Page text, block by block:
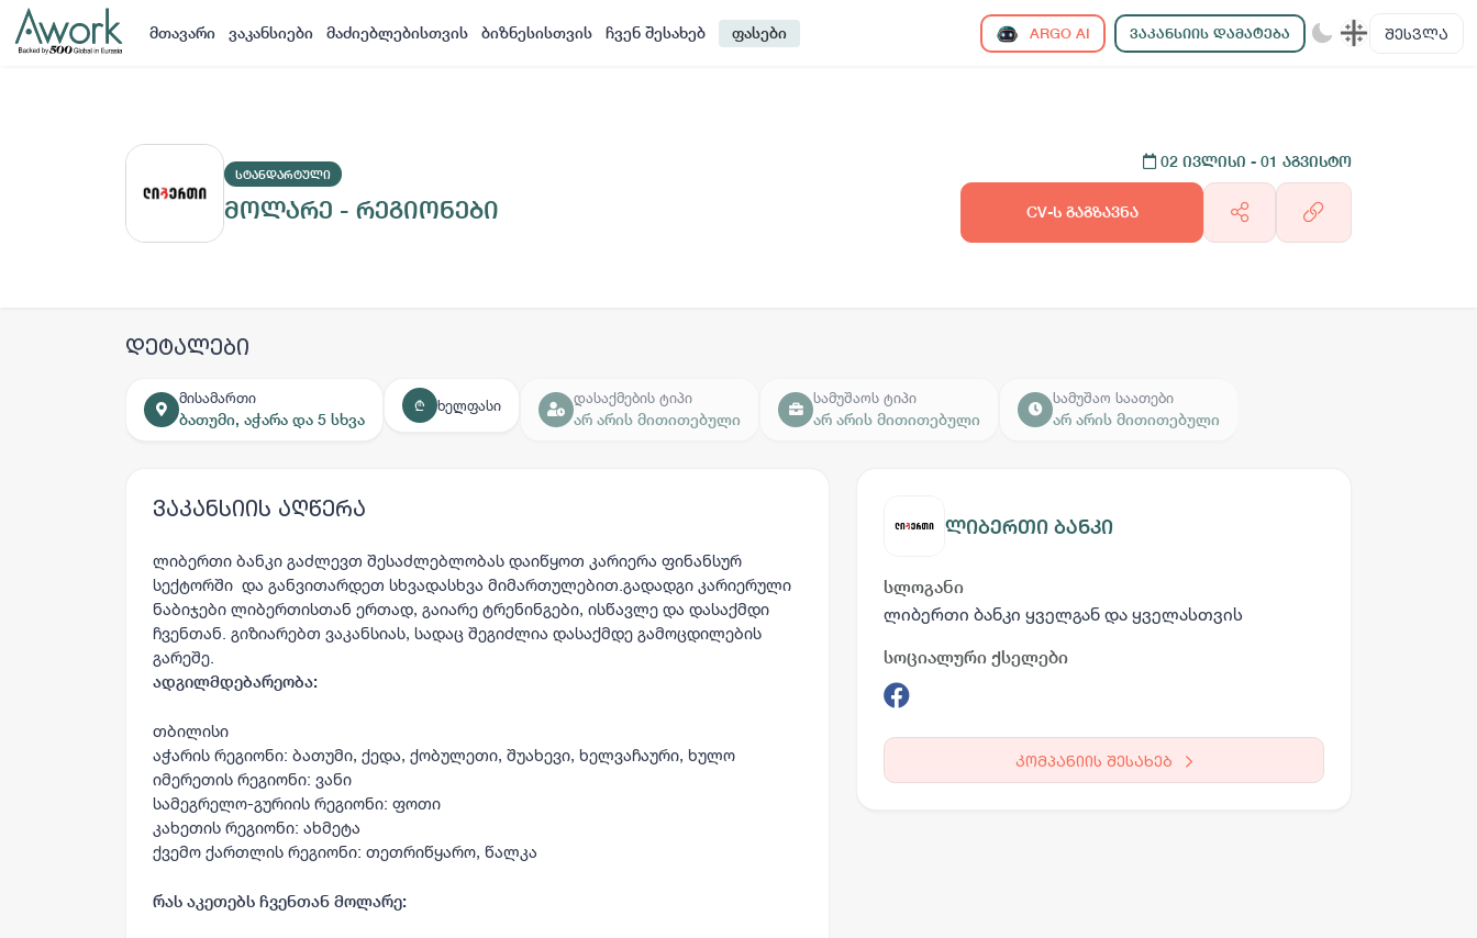
მთავარი ვაკანსიები მაძიებლებისთვის ბიზნესისთვის ჩვენ შესახებ ფასები ARGO AI ᲕᲐᲙᲐᲜᲡᲘᲘᲡ ᲓᲐᲛᲐᲢᲔᲑᲐ ᲨᲔᲡᲕᲚᲐ
ᲡᲢᲐᲜᲓᲐᲠᲢᲣᲚᲘ
მოლარე - რეგიონები
02 ივლისი - 01 აგვისტო
CV-ს გაგზავნა
დეტალები
მისამართი
ბათუმი, აჭარა და 5 სხვა
₾ ხელფასი
დასაქმების ტიპი
არ არის მითითებული
სამუშაოს ტიპი
არ არის მითითებული
სამუშაო საათები
არ არის მითითებული
ვაკანსიის აღწერა
ლიბერთი ბანკი გაძლევთ შესაძლებლობას დაიწყოთ კარიერა ფინანსურ
სექტორში და განვითარდეთ სხვადასხვა მიმართულებით.გადადგი კარიერული
ნაბიჯები ლიბერთისთან ერთად, გაიარე ტრენინგები, ისწავლე და დასაქმდი
ჩვენთან. გიზიარებთ ვაკანსიას, სადაც შეგიძლია დასაქმდე გამოცდილების
გარეშე.
ადგილმდებარეობა:
თბილისი
აჭარის რეგიონი: ბათუმი, ქედა, ქობულეთი, შუახევი, ხელვაჩაური, ხულო
იმერეთის რეგიონი: ვანი
სამეგრელო-გურიის რეგიონი: ფოთი
კახეთის რეგიონი: ახმეტა
ქვემო ქართლის რეგიონი: თეთრიწყარო, წალკა
რას აკეთებს ჩვენთან მოლარე:
ლიბერთი ბანკი
სლოგანი
ლიბერთი ბანკი ყველგან და ყველასთვის
სოციალური ქსელები
კომპანიის შესახებ